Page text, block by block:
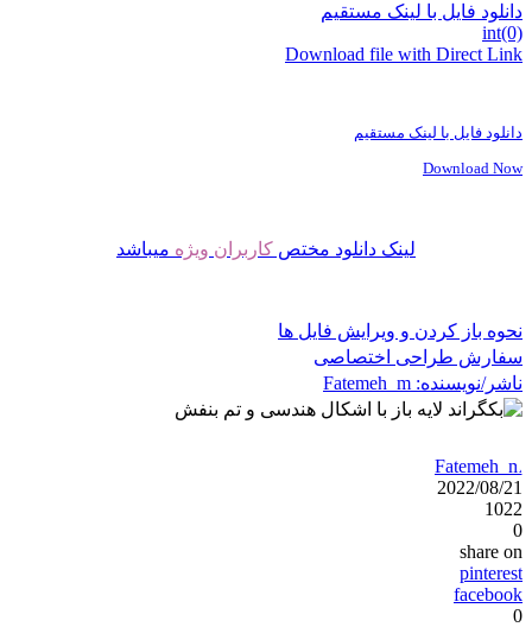
دانلود فایل با لینک مستقیم
int(0)
Download file with Direct Link
دانلود فایل با لینک مستقیم
Download Now
لینک دانلود مختص کاربران ویژه میباشد
نحوه باز کردن و ویرایش فایل ها
سفارش طراحی اختصاصی
ناشر/نویسنده: Fatemeh_m
Fatemeh_m
2022/08/21
1022
0
share on
pinterest
facebook
0